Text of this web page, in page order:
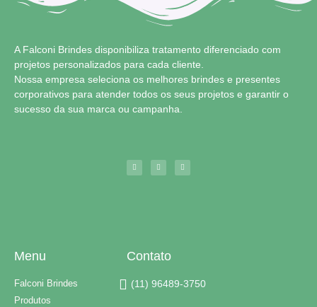
A Falconi Brindes disponibiliza tratamento diferenciado com
projetos personalizados para cada cliente.
Nossa empresa seleciona os melhores brindes e presentes
corporativos para atender todos os seus projetos e garantir o
sucesso da sua marca ou campanha.
Menu
Falconi Brindes
Produtos
Contato
(11) 96489-3750